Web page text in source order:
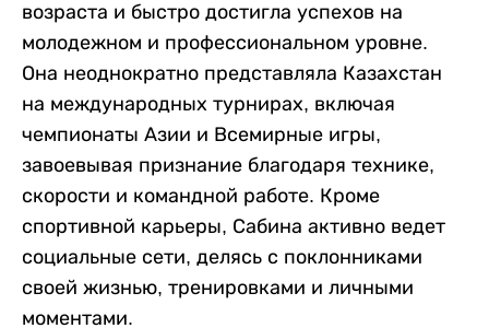
возраста и быстро достигла успехов на
молодежном и профессиональном уровне.
Она неоднократно представляла Казахстан
на международных турнирах, включая
чемпионаты Азии и Всемирные игры,
завоевывая признание благодаря технике,
скорости и командной работе. Кроме
спортивной карьеры, Сабина активно ведет
социальные сети, делясь с поклонниками
своей жизнью, тренировками и личными
моментами.